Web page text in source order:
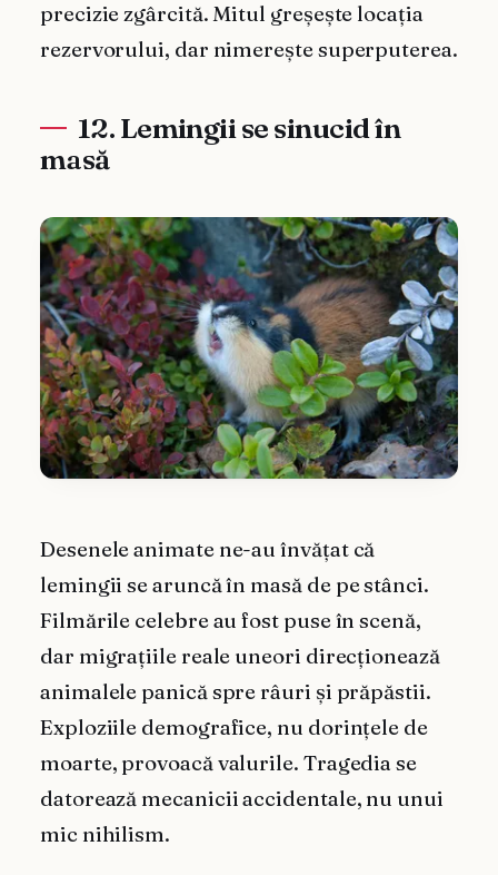
precizie zgârcită. Mitul greșește locația
rezervorului, dar nimerește superputerea.
12. Lemingii se sinucid în
masă
Desenele animate ne-au învățat că
lemingii se aruncă în masă de pe stânci.
Filmările celebre au fost puse în scenă,
dar migrațiile reale uneori direcționează
animalele panică spre râuri și prăpăstii.
Exploziile demografice, nu dorințele de
moarte, provoacă valurile. Tragedia se
datorează mecanicii accidentale, nu unui
mic nihilism.